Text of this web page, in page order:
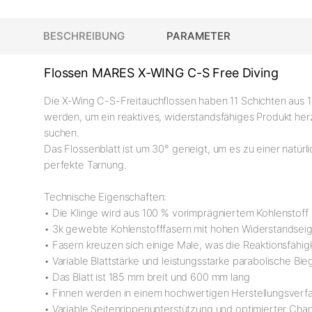
BESCHREIBUNG PARAMETER
Flossen MARES X-WING C-S Free Diving
Die X-Wing C-S-Freitauchflossen haben 11 Schichten
werden, um ein reaktives, widerstandsfähiges Produkt
suchen.
Das Flossenblatt ist um 30° geneigt, um es zu einer
perfekte Tarnung.
Technische Eigenschaften:
• Die Klinge wird aus 100 % vorimprägniertem
• 3k gewebte Kohlenstofffasern mit hohen
• Fasern kreuzen sich einige Male, was die
• Variable Blattstärke und leistungsstarke parabolische
• Das Blatt ist 185 mm breit und 600 mm lang
• Finnen werden in einem hochwertigen
• Variable Seitenrippenunterstützung und optimierter